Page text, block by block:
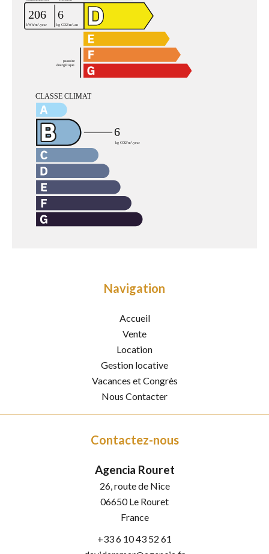
Navigation
Accueil
Vente
Location
Gestion locative
Vacances et Congrès
Nous Contacter
Contactez-nous
Agencia Rouret
26, route de Nice
06650Le Rouret
France
+33 6 10 43 52 61